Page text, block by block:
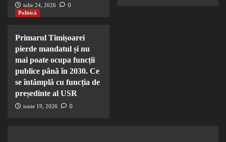
iulie 24, 2026 0
Politică
Primarul Timișoarei
pierde mandatul și nu
mai poate ocupa funcții
publice până în 2030. Ce
se întâmplă cu funcția de
președinte al USR
iunie 19, 2026 0